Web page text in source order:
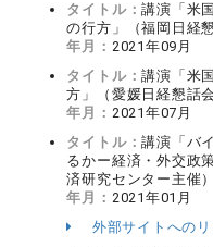
タイトル：講演「米
の行方」（福岡日経
年月： 2021年09月
タイトル：講演「米
方」（愛媛日経懇話
年月： 2021年07月
タイトル：講演「バ
るかー経済・外交政
済研究センター主催）
年月： 2021年01月
外部サイトへの